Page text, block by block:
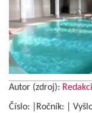
Autor (zdroj):
Číslo: |Ročník: |